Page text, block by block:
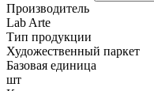
Производитель
Lab Arte
Тип продукции
Художественный паркет
Базовая единица
шт